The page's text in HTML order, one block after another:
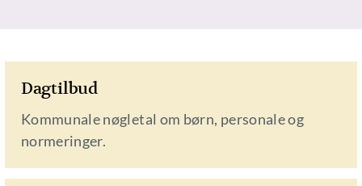
Dagtilbud
Kommunale nøgletal om børn, personale og
normeringer.